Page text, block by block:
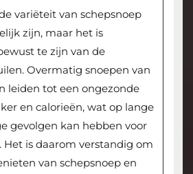
variëteit van schepsnoep
zijn, maar het is
te zijn van de
Overmatig snoepen van
leiden tot een ongezonde
en calorieën, wat op lange
gevolgen kan hebben voor
Het is daarom verstandig om
van schepsnoep en